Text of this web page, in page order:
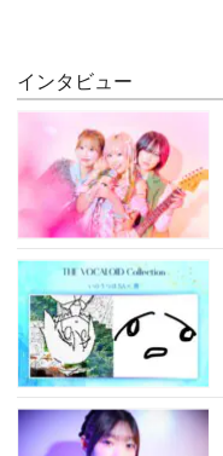
インタビュー